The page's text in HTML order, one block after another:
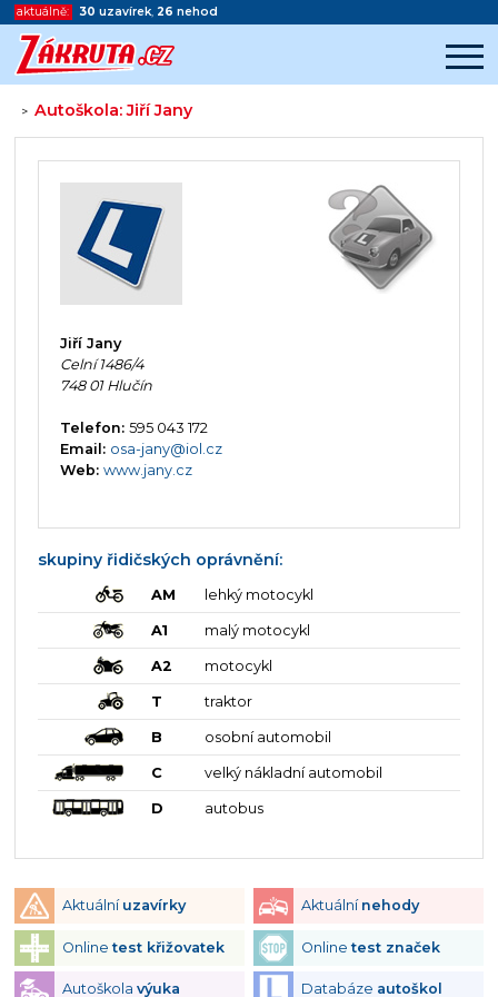
aktuálně: 30 uzavírek, 26 nehod
>Autoškola: Jiří Jany
Začátek reklamy
Konec reklamy
Jiří Jany
Celní 1486/4
748 01 Hlučín
Telefon: 595 043 172
Email: osa-jany@iol.cz
Web: www.jany.cz
skupiny řidičských oprávnění:
AM lehký motocykl
A1 malý motocykl
A2 motocykl
T traktor
B osobní automobil
C velký nákladní automobil
D autobus
Aktuální uzavírky Aktuální nehody
Onlinetest křižovatek Onlinetest značek
Autoškola výuka Databáze autoškol